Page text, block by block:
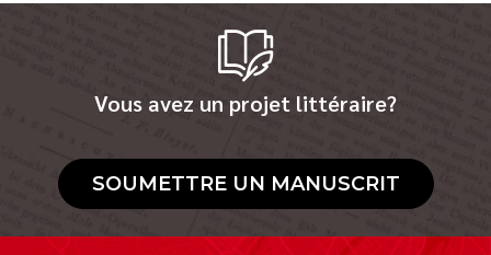
Vous avez un projet littéraire?
SOUMETTRE UN MANUSCRIT